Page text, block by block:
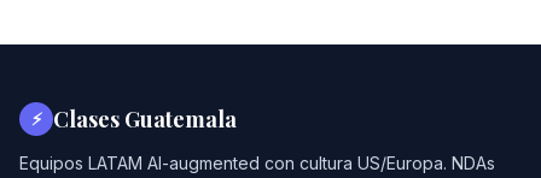
⚡ Clases Guatemala
Equipos LATAM AI-augmented con cultura US/Europa. NDAs